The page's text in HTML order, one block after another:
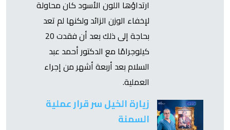
ارتداؤها اللون الأسود كان محاولة
لإخفاء الوزن الزائد ولكنها لم تعد
بحاجة إلى ذلك بعد أن فقدت 20
كيلوجرامًا مع الدكتور أحمد عبد
السلام بعد أربعة أشهر من إجراء
العملية.
زيارة الخيل سر قرار عملية
السمنة